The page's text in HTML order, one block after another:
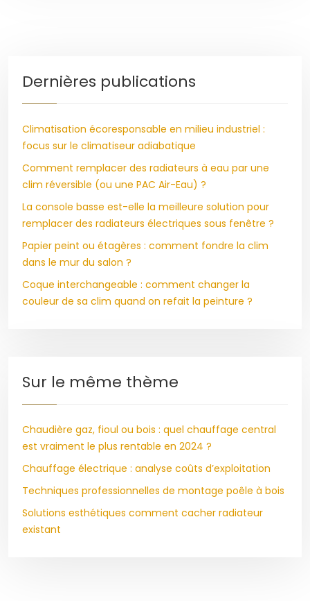
Dernières publications
Climatisation écoresponsable en milieu industriel :
focus sur le climatiseur adiabatique
Comment remplacer des radiateurs à eau par une
clim réversible (ou une PAC Air-Eau) ?
La console basse est-elle la meilleure solution pour
remplacer des radiateurs électriques sous fenêtre ?
Papier peint ou étagères : comment fondre la clim
dans le mur du salon ?
Coque interchangeable : comment changer la
couleur de sa clim quand on refait la peinture ?
Sur le même thème
Chaudière gaz, fioul ou bois : quel chauffage central
est vraiment le plus rentable en 2024 ?
Chauffage électrique : analyse coûts d’exploitation
Techniques professionnelles de montage poêle à bois
Solutions esthétiques comment cacher radiateur
existant